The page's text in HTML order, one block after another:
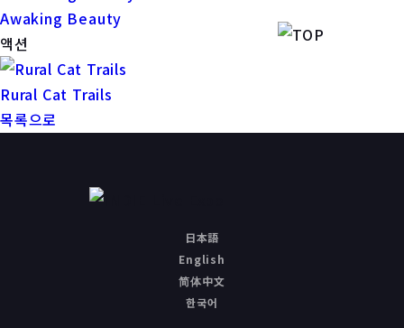
Awaking Beauty
액션
Rural Cat Trails
목록으로
日本語
English
简体中文
한국어